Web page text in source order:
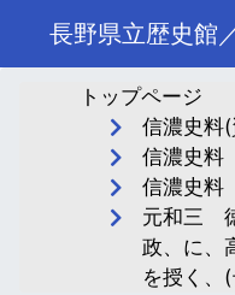
長野県立歴史館
トップページ
信濃史料
信濃史料
信濃史料
元和三
政、に、
を授く、